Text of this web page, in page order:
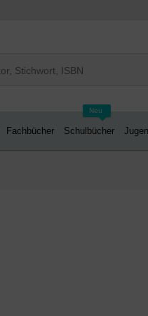
Fachbücher
Neu
Schulbücher